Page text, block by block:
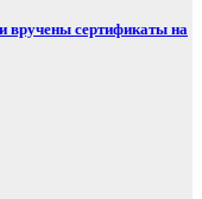
вручены сертификаты на